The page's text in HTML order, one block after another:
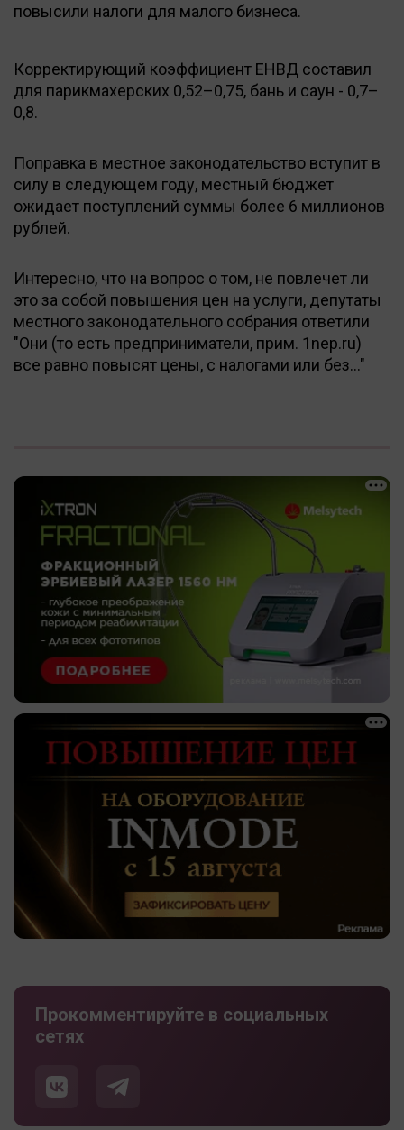
повысили налоги для малого бизнеса.
Корректирующий коэффициент ЕНВД составил
для парикмахерских 0,52–0,75, бань и саун - 0,7–
0,8.
Поправка в местное законодательство вступит в
силу в следующем году, местный бюджет
ожидает поступлений суммы более 6 миллионов
рублей.
Интересно, что на вопрос о том, не повлечет ли
это за собой повышения цен на услуги, депутаты
местного законодательного собрания ответили
"Они (то есть предприниматели, прим. 1nep.ru)
все равно повысят цены, с налогами или без..."
Прокомментируйте в социальных
сетях